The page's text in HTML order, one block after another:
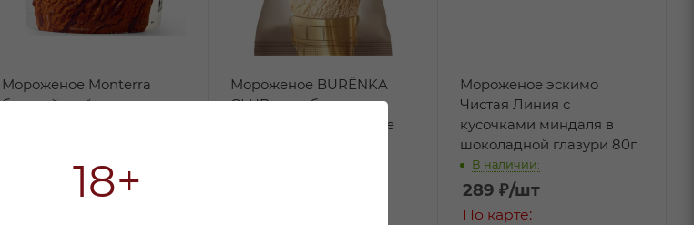
18+
Мороженое Monterra
бельгийский шоколад
Мороженое BURЁNKA
CLUB пломбир в
вафельном стаканчике
Мороженое эскимо
Чистая Линия с
кусочками миндаля в
шоколадной глазури 80г
В наличии:
289 ₽/шт
По карте: